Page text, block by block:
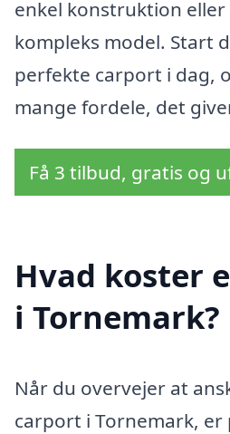
enkel konstruktion eller
kompleks model. Start
perfekte carport i dag,
mange fordele, det
Få 3 tilbud, gratis og
Hvad koster
i Tornemark?
Når du overvejer at
carport i Tornemark, er